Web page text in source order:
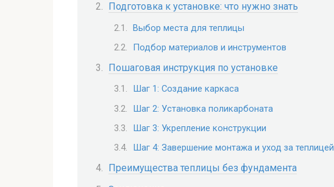
Подготовка к установке: что нужно знать
Выбор места для теплицы
Подбор материалов и инструментов
Пошаговая инструкция по установке
Шаг 1: Создание каркаса
Шаг 2: Установка поликарбоната
Шаг 3: Укрепление конструкции
Шаг 4: Завершение монтажа и уход за теплицей
Преимущества теплицы без фундамента